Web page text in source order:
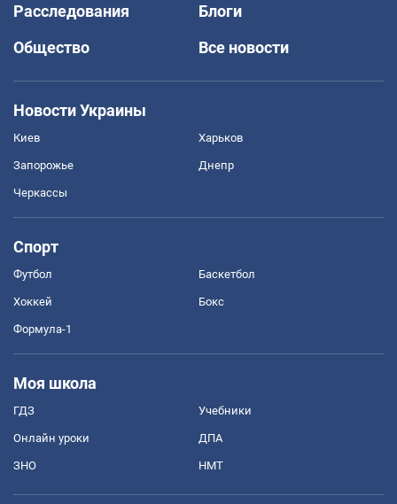
Расследования
Блоги
Общество
Все новости
Новости Украины
Киев Харьков
Запорожье Днепр
Черкассы
Спорт
Футбол Баскетбол
Хоккей Бокс
Формула-1
Моя школа
ГДЗ Учебники
Онлайн уроки ДПА
ЗНО НМТ